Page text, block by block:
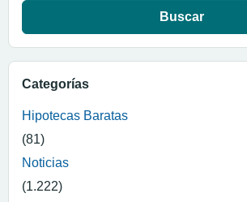
Categorías
Hipotecas Baratas
(81)
Noticias
(1.222)